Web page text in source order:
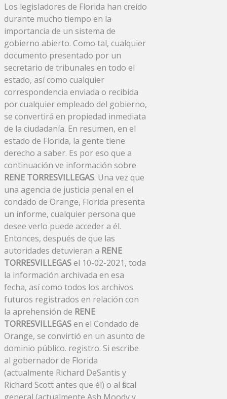
Los legisladores de Florida han creído
durante mucho tiempo en la
importancia de un sistema de
gobierno abierto. Como tal, cualquier
documento presentado por un
secretario de tribunales en todo el
estado, así como cualquier
correspondencia enviada o recibida
por cualquier empleado del gobierno,
se convertirá en propiedad inmediata
de la ciudadanía. En resumen, en el
estado de Florida, la gente tiene
derecho a saber. Es por eso que a
continuación ve información sobre
RENE TORRESVILLEGAS. Una vez que
una agencia de justicia penal en el
condado de Orange, Florida presenta
un informe, cualquier persona que
desee verlo puede acceder a él.
Entonces, después de que las
autoridades detuvieran a RENE
TORRESVILLEGASel 10-02-2021, toda
la información archivada en esa
fecha, así como todos los archivos
futuros registrados en relación con
la aprehensión de RENE
TORRESVILLEGASen el Condado de
Orange, se convirtió en un asunto de
dominio público. registro. Si escribe
al gobernador de Florida
(actualmente Richard DeSantis y
Richard Scott antes que él) o al fiscal